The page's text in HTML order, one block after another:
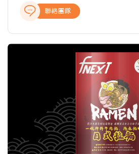
態、飲食美學與文化、科學客觀的
導與專題製作，提供讀者完整全面
聯絡團隊